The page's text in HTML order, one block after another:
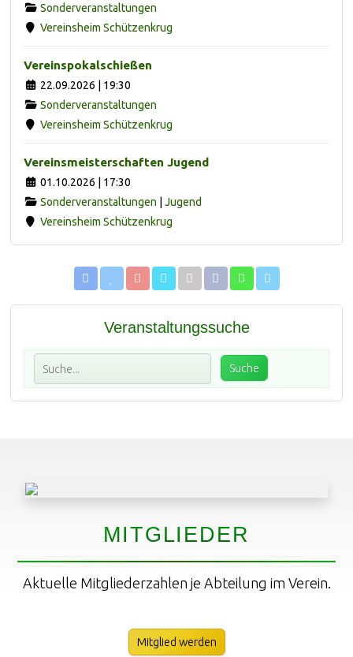
Sonderveranstaltungen
Vereinsheim Schützenkrug
Vereinspokalschießen
22.09.2026 | 19:30
Sonderveranstaltungen
Vereinsheim Schützenkrug
Vereinsmeisterschaften Jugend
01.10.2026 | 17:30
Sonderveranstaltungen
Jugend
Vereinsheim Schützenkrug
Veranstaltungssuche
MITGLIEDER
Aktuelle Mitgliederzahlen je Abteilung im Verein.
Mitglied werden